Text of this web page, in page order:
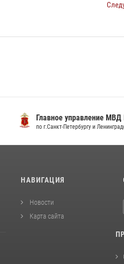
Главное управление МВД
по г.Санкт-Петербургу и
НАВИГАЦИЯ
Новости
Карта сайта